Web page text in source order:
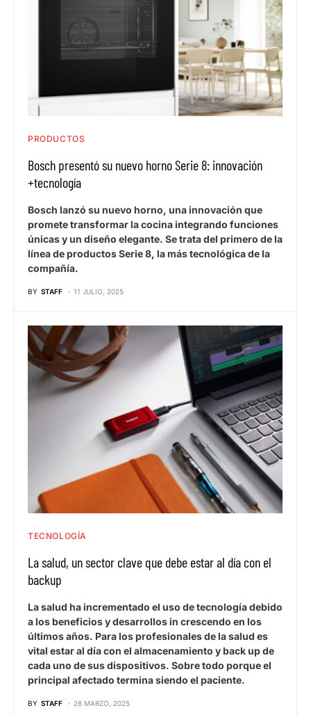
PRODUCTOS
Bosch presentó su nuevo horno Serie 8: innovación
+tecnología
Bosch lanzó su nuevo horno, una innovación que
promete transformar la cocina integrando funciones
únicas y un diseño elegante. Se trata del primero de la
línea de productos Serie 8, la más tecnológica de la
compañía.
BY STAFF 11 JULIO, 2025
TECNOLOGÍA
La salud, un sector clave que debe estar al día con el
backup
La salud ha incrementado el uso de tecnología debido
a los beneficios y desarrollos in crescendo en los
últimos años. Para los profesionales de la salud es
vital estar al día con el almacenamiento y back up de
cada uno de sus dispositivos. Sobre todo porque el
principal afectado termina siendo el paciente.
BY STAFF 26 MARZO, 2025